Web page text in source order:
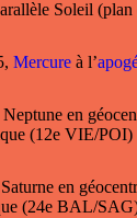
Soleil (plan
Mercureà l’
en
(12e VIE/POI)
en
(24e BAL/